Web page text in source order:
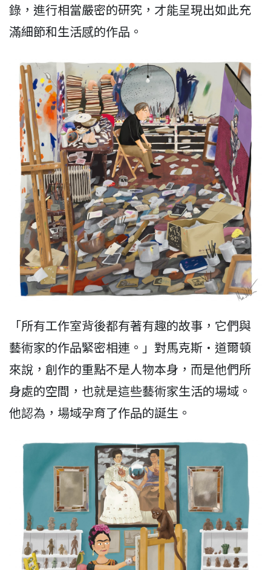
錄，進行相當嚴密的研究，才能呈現出如此充
滿細節和生活感的作品。
「所有工作室背後都有著有趣的故事，它們與
藝術家的作品緊密相連。」對馬克斯·道爾頓
來說，創作的重點不是人物本身，而是他們所
身處的空間，也就是這些藝術家生活的場域。
他認為，場域孕育了作品的誕生。